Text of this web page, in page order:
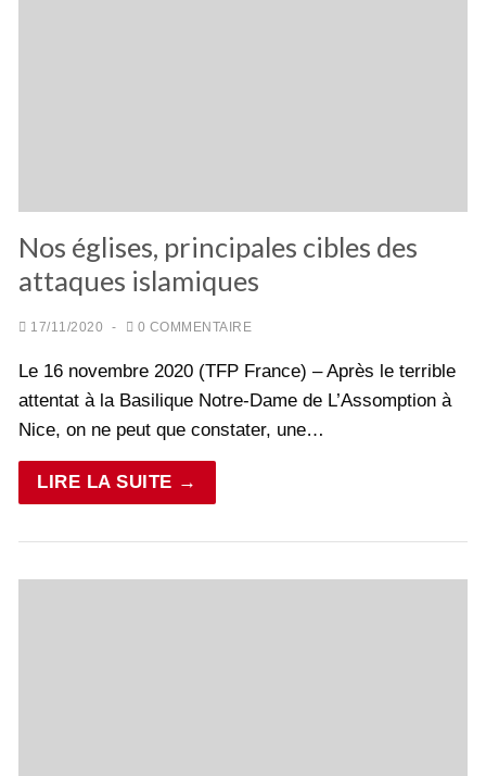
Nos églises, principales cibles des
attaques islamiques
17/11/2020 - 0 COMMENTAIRE
Le 16 novembre 2020 (TFP France) – Après le terrible
attentat à la Basilique Notre-Dame de L’Assomption à
Nice, on ne peut que constater, une…
LIRE LA SUITE →